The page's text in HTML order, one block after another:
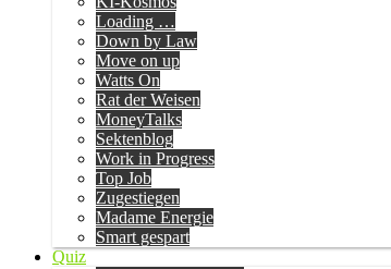
Loading …
Down by Law
Move on up
Watts On
Rat der Weisen
MoneyTalks
Sektenblog
Work in Progress
Top Job
Zugestiegen
Madame Energie
Smart gespart
Quiz